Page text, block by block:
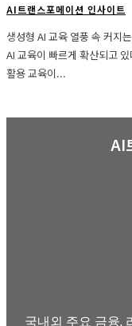
AI트랜스포메이션 인사이트
생성형 AI 교육 열풍 속 커지는 현장의 피로감 최근
AI 교육이 빠르게 확산되고
활용 교육이...
AI
국내외 주요 금융,